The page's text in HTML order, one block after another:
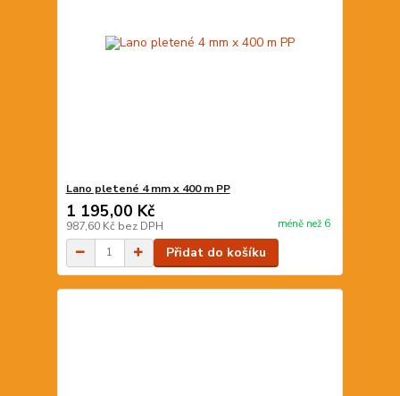
Lano pletené 4 mm x 400 m PP
1 195,00 Kč
987,60 Kč bez DPH méně než 6
Přidat do košíku